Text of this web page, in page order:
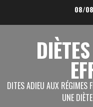
08/
DITES ADIEU AUX RÉGIMES
UNE